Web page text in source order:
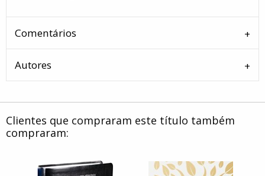
Comentários
Autores
Clientes que compraram este título também
compraram: